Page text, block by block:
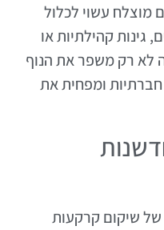
מוצלח עשוי לכלול
גינות קהילתיות או
לא רק משפר את הנוף
חברתיות ומפחית את
של שיקום קרקעות